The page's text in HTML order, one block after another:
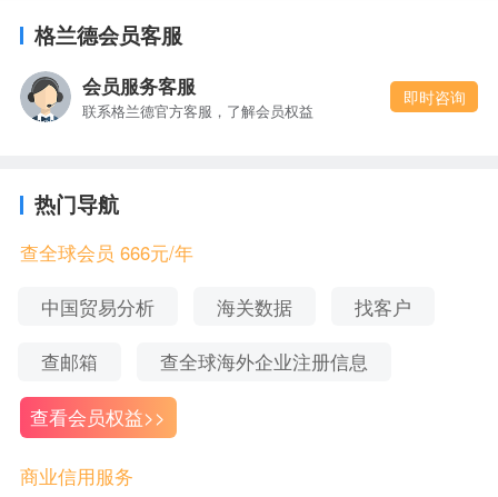
从小了说，同样也是与日本的贸易的机遇。因为我
集成电路、汽车零部件、仪器仪表、机械设备等
相关原料，协定中的免税条款可以极大降低进口企
业的成本，从而直接利好我国的生产企业。更低的
原料价格就意味着更低的产品价格，能够大大提升
因为之前中日之间的贸易协定一直未能成行，所以
本次的RCEP签署对进出口企业而言可以说是一片全
格兰德会员客服
会员服务客服
联系格兰德官方客服，了解会员权益
即时咨询
热门导航
查全球会员 666元/年
中国贸易分析 海关数据 找客户
查邮箱 查全球海外企业注册信息
查看会员权益>>
商业信用服务